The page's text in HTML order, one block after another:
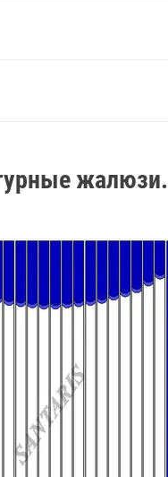
жалюзи.